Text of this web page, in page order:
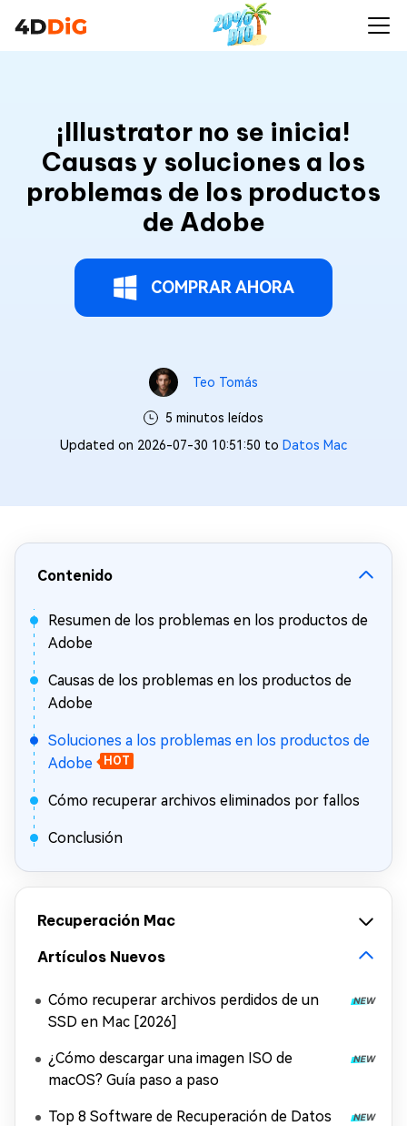
¡Illustrator no se inicia!
Causas y soluciones a los
problemas de los productos
de Adobe
COMPRAR AHORA
Teo Tomás
5 minutos leídos
Updated on 2026-07-30 10:51:50 to Datos Mac
Contenido
Resumen de los problemas en los productos de
Adobe
Causas de los problemas en los productos de
Adobe
Soluciones a los problemas en los productos de
Adobe
HOT
Cómo recuperar archivos eliminados por fallos
Conclusión
Recuperación Mac
Artículos Nuevos
Cómo recuperar archivos perdidos de un
SSD en Mac [2026]
¿Cómo descargar una imagen ISO de
macOS? Guía paso a paso
Top 8 Software de Recuperación de Datos